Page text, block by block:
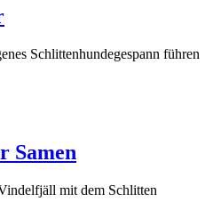
Schlittenhundegespann führen
Samen
mit dem Schlitten